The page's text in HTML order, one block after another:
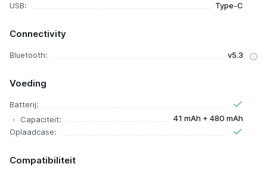
USB: Type-C
Connectivity
Bluetooth: v5.3
Voeding
Batterij:
Capaciteit:
41 mAh + 480 mAh
Oplaadcase:
Compatibiliteit